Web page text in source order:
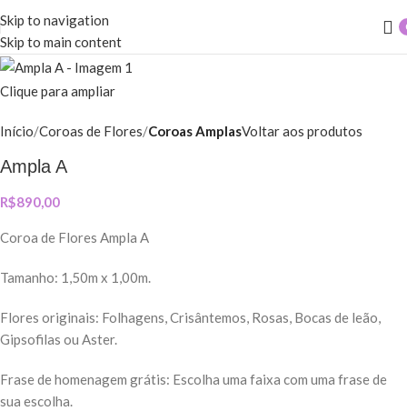
Skip to navigation
Skip to main content
Clique para ampliar
Início Coroas de Flores Coroas AmplasVoltar aos produtos
Ampla A
R$890,00
Coroa de Flores Ampla A
Tamanho: 1,50m x 1,00m.
Flores originais: Folhagens, Crisântemos, Rosas, Bocas de leão,
Gipsofilas ou Aster.
Frase de homenagem grátis: Escolha uma faixa com uma frase de
sua escolha.